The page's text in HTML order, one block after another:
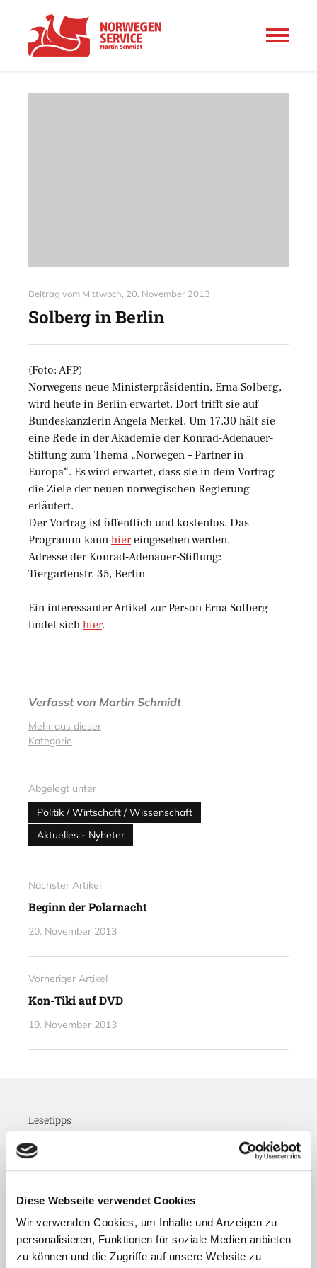
Diese Webseite verwendet Cookies
Wir verwenden Cookies, um Inhalte und Anzeigen zu
personalisieren, Funktionen für soziale Medien anbieten
zu können und die Zugriffe auf unsere Website zu
Beitrag vom Mittwoch, 20. November 2013
Solberg in Berlin
(Foto: AFP)
Norwegens neue Ministerpräsidentin, Erna Solberg,
wird heute in Berlin erwartet. Dort trifft sie auf
Bundeskanzlerin Angela Merkel. Um 17.30 hält sie
eine Rede in der Akademie der Konrad-Adenauer-
Stiftung zum Thema „Norwegen – Partner in
Europa“. Es wird erwartet, dass sie in dem Vortrag
die Ziele der neuen norwegischen Regierung
erläutert.
Der Vortrag ist öffentlich und kostenlos. Das
Programm kann hier eingesehen werden.
Adresse der Konrad-Adenauer-Stiftung:
Tiergartenstr. 35, Berlin
Ein interessanter Artikel zur Person Erna Solberg
findet sich hier.
Verfasst von Martin Schmidt
Mehr aus dieser
Kategorie
Abgelegt unter
Politik / Wirtschaft / Wissenschaft
Aktuelles - Nyheter
Nächster Artikel
Beginn der Polarnacht
20. November 2013
Vorheriger Artikel
Kon-Tiki auf DVD
19. November 2013
Lesetipps
UNSERE EMPFEHLUNGEN